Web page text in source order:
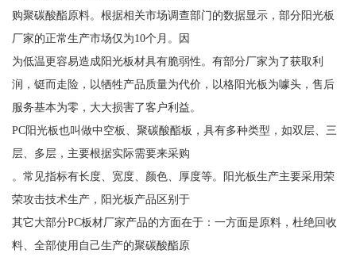
购聚碳酸酯原料。根据相关市场调查部门的数据显示，部分阳光板
厂家的正常生产市场仅为10个月。因
为低温更容易造成阳光板材具有脆弱性。有部分厂家为了获取利
润，铤而走险，以牺牲产品质量为代价，以格阳光板为噱头，售后
服务基本为零，大大损害了客户利益。
PC阳光板也叫做中空板、聚碳酸酯板，具有多种类型，如双层、三
层、多层，主要根据实际需要来采购
。常见指标有长度、宽度、颜色、厚度等。阳光板生产主要采用荣
荣攻击技术生产，阳光板产品区别于
其它大部分PC板材厂家产品的方面在于：一方面是原料，杜绝回收
料、全部使用自己生产的聚碳酸酯原